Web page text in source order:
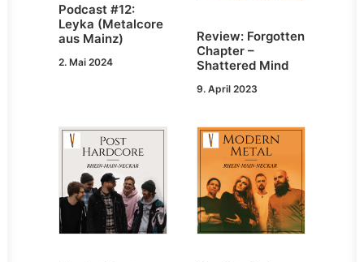
Podcast #12:
Leyka (Metalcore
aus Mainz)
2. Mai 2024
Review: Forgotten
Chapter –
Shattered Mind
9. April 2023